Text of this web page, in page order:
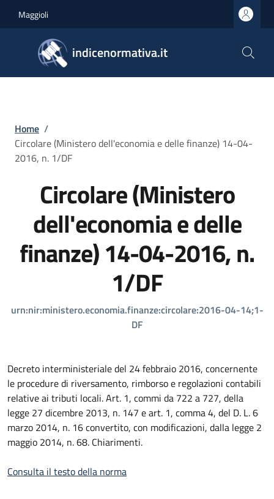
Maggioli
indicenormativa.it
Briciole di pane
Home /
Circolare (Ministero dell'economia e delle finanze) 14-04-
2016, n. 1/DF
Circolare (Ministero
dell'economia e delle
finanze) 14-04-2016, n.
1/DF
urn:nir:ministero.economia.finanze:circolare:2016-04-14;1-
DF
Decreto interministeriale del 24 febbraio 2016, concernente
le procedure di riversamento, rimborso e regolazioni contabili
relative ai tributi locali. Art. 1, commi da 722 a 727, della
legge 27 dicembre 2013, n. 147 e art. 1, comma 4, del D. L. 6
marzo 2014, n. 16 convertito, con modificazioni, dalla legge 2
maggio 2014, n. 68. Chiarimenti.
Consulta il testo della norma